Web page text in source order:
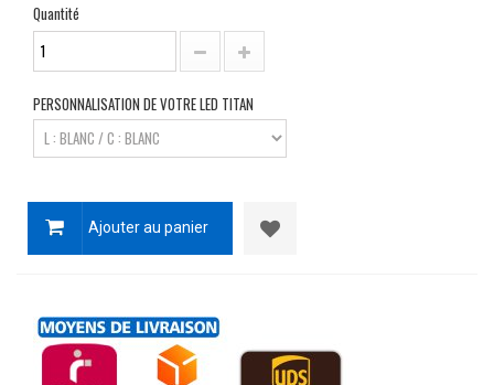
Quantité
PERSONNALISATION DE VOTRE LED TITAN
Ajouter au panier